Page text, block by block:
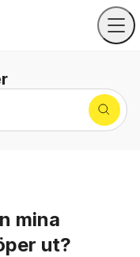
mina
ut?